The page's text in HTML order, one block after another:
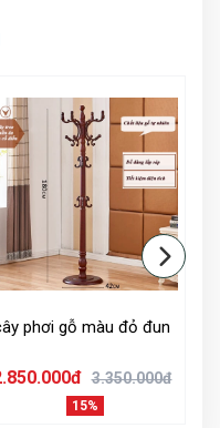
phơi gỗ màu đỏ đun
3.350.000đ
15%